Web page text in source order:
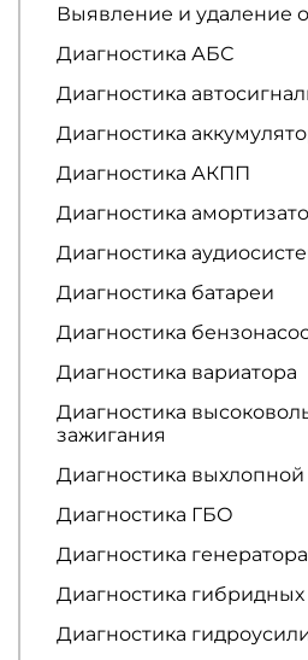
Выявление и удаление
Диагностика АБС
Диагностика
Диагностика
Диагностика АКПП
Диагностика
Диагностика
Диагностика батареи
Диагностика
Диагностика вариатора
Диагностика
зажигания
Диагностика
Диагностика ГБО
Диагностика генератора
Диагностика
Диагностика